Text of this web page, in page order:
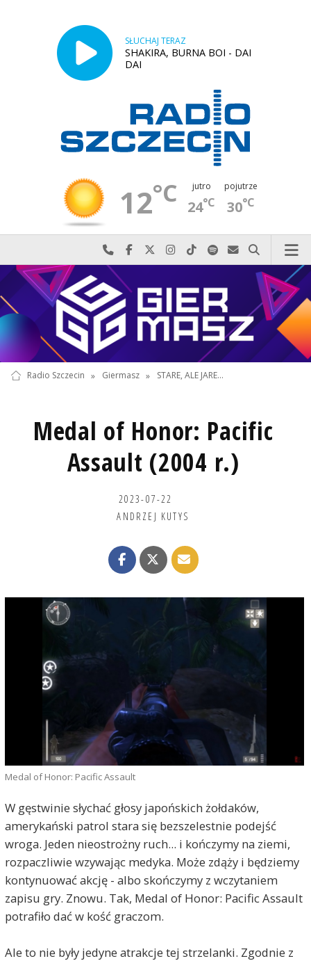
SŁUCHAJ TERAZ
SHAKIRA, BURNA BOI - DAI
DAI
12°C jutro
24°C
pojutrze
30°C
Najlepiej po prostu do nas zadzwoń
Odwiedź nas na Facebook-u
Odwiedź nas na X
Odwiedź nas na Instagram-ie
Odwiedź nas na TikTok-u
Szukaj nas na Spotify
Wyślij do nas
Szukaj
Radio Szczecin » Giermasz » STARE, ALE JARE...
Medal of Honor: Pacific
Assault (2004 r.)
2023-07-22
ANDRZEJ KUTYS
Medal of Honor: Pacific Assault
W gęstwinie słychać głosy japońskich żołdaków,
amerykański patrol stara się bezszelestnie podejść
wroga. Jeden nieostrożny ruch... i kończymy na ziemi,
rozpaczliwie wzywając medyka. Może zdąży i będziemy
kontynuować akcję - albo skończymy z wczytaniem
zapisu gry. Znowu. Tak, Medal of Honor: Pacific Assault
potrafiło dać w kość graczom.
Ale to nie były jedyne atrakcje tej strzelanki. Zgodnie z